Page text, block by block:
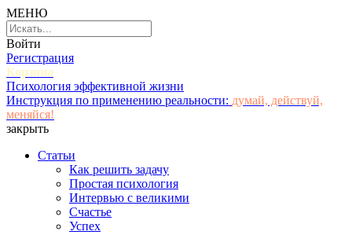
МЕНЮ
Войти
Регистрация
Корзина
Психология эффективной жизни
Инструкция по применению реальности: думай, действуй,
меняйся!
закрыть
Статьи
Как решить задачу
Простая психология
Интервью с великими
Счастье
Успех